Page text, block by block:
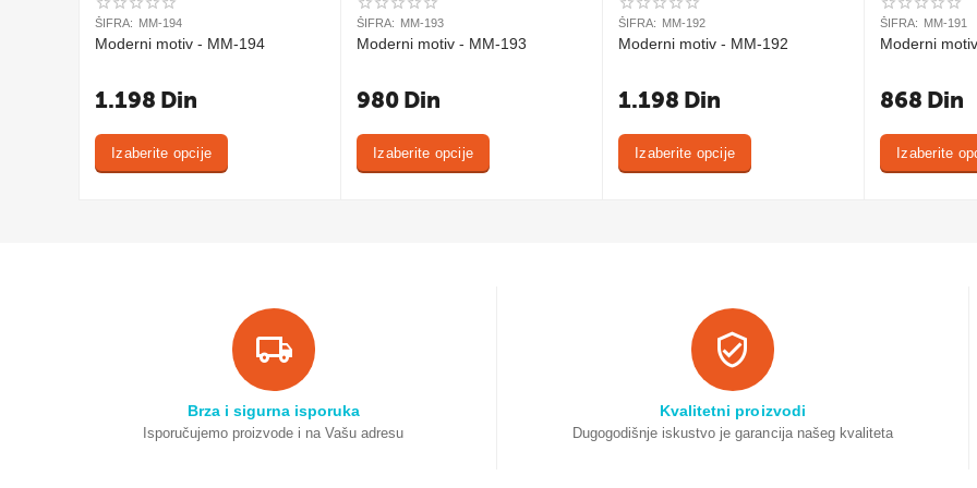
ŠIFRA: MM-194
Moderni motiv - MM-194
1.198 Din
Izaberite opcije
ŠIFRA: MM-193
Moderni motiv - MM-193
980 Din
Izaberite opcije
ŠIFRA: MM-192
Moderni motiv - MM-192
1.198 Din
Izaberite opcije
ŠIFRA: MM-191
Moderni
868 Din
Izaberite
Brza i sigurna isporuka
Isporučujemo proizvode i na Vašu adresu
Kvalitetni proizvodi
Dugogodišnje iskustvo je garancija našeg kvaliteta